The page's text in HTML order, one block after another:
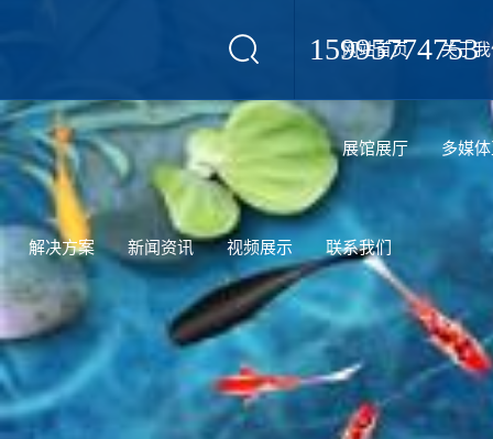
15995774753
网站首页 关于
展馆展厅 多媒
解决方案 新闻资讯 视频展示 联系我们